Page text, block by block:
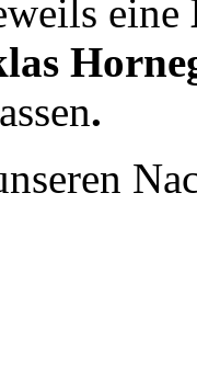
eine
.